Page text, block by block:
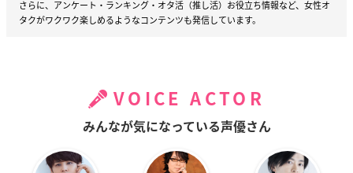
さらに、アンケート・ランキング・オタ活（推し活）お役立ち情報など、女性オ
タクがワクワク楽しめるようなコンテンツも発信しています。
VOICE ACTOR
みんなが気になっている声優さん